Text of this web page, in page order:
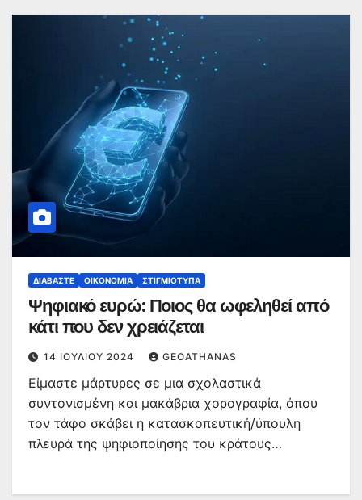
ΔΙΑΒΆΣΤΕ ΟΙΚΟΝΟΜΊΑ ΣΤΙΓΜΙΌΤΥΠΑ
Ψηφιακό ευρώ: Ποιος θα ωφεληθεί από
κάτι που δεν χρειάζεται
14 ΙΟΥΛΊΟΥ 2024 GEOATHANAS
Είμαστε μάρτυρες σε μια σχολαστικά
συντονισμένη και μακάβρια χορογραφία, όπου
τον τάφο σκάβει η κατασκοπευτική/ύπουλη
πλευρά της ψηφιοποίησης του κράτους…